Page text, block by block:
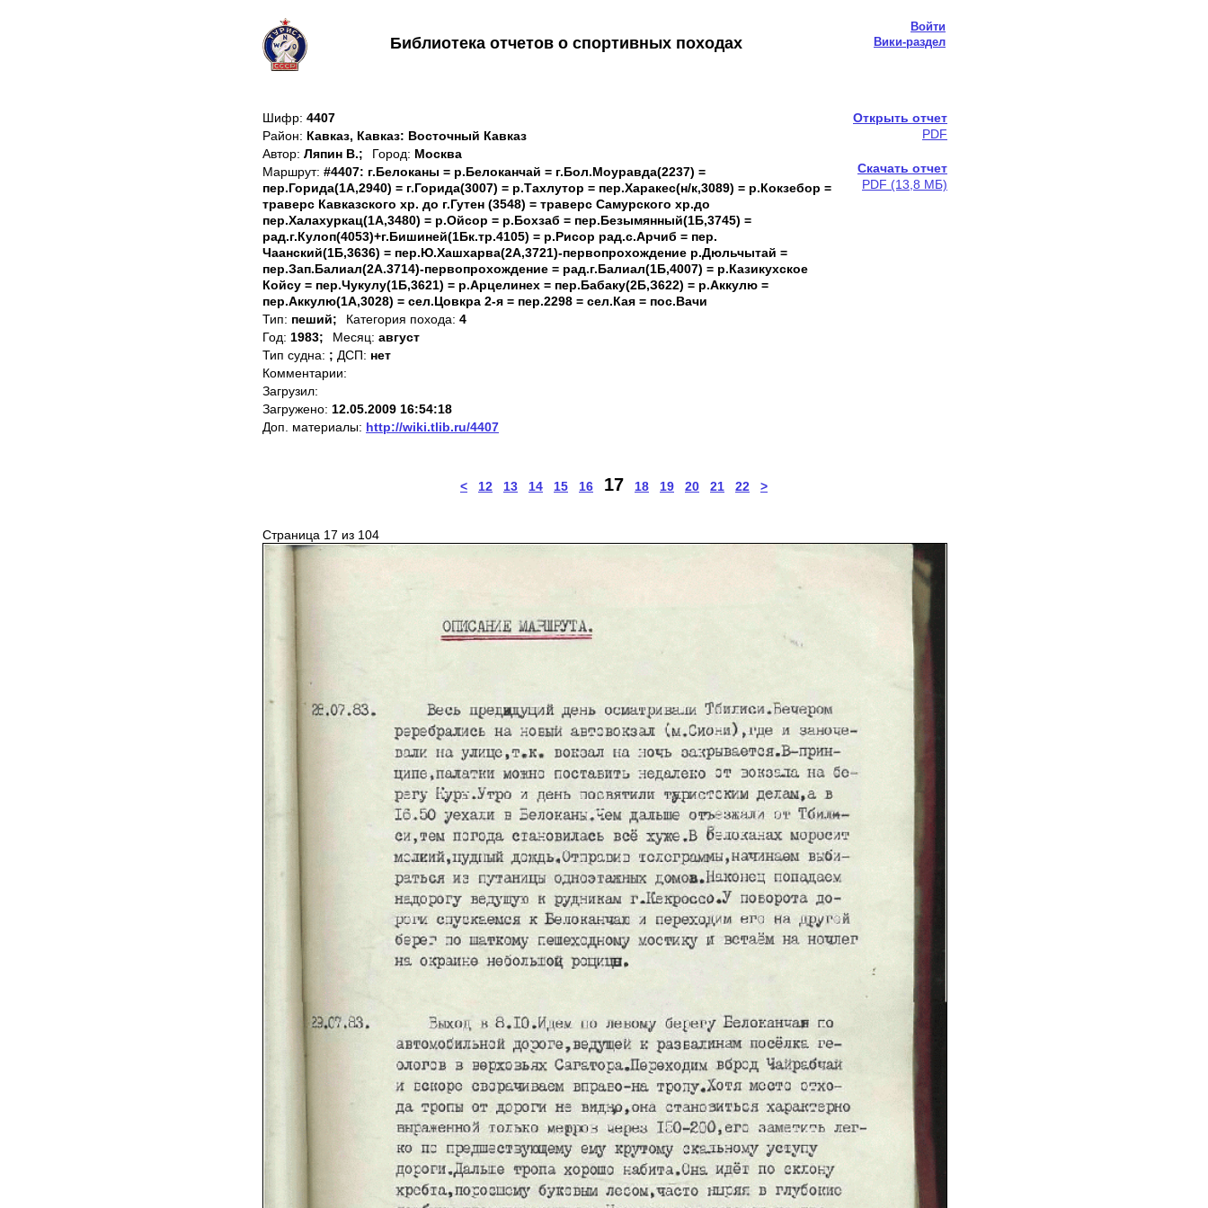
Войти
Библиотека отчетов о спортивных походах Вики-раздел
Шифр: 4407
Район: Кавказ, Кавказ: Восточный Кавказ
Автор: Ляпин В.; Город: Москва
Маршрут: #4407: г.Белоканы = р.Белоканчай = г.Бол.Моуравда(2237) =
пер.Горида(1А,2940) = г.Горида(3007) = р.Тахлутор = пер.Харакес(н/к,3089) = р.Кокзебор =
траверс Кавказского хр. до г.Гутен (3548) = траверс Самурского хр.до
пер.Халахуркац(1А,3480) = р.Ойсор = р.Бохзаб = пер.Безымянный(1Б,3745) =
рад.г.Кулоп(4053)+г.Бишиней(1Бк.тр.4105) = р.Рисор рад.с.Арчиб = пер.
Чаанский(1Б,3636) = пер.Ю.Хашхарва(2А,3721)-первопрохождение р.Дюльчытай =
пер.Зап.Балиал(2А.3714)-первопрохождение = рад.г.Балиал(1Б,4007) = р.Казикухское
Койсу = пер.Чукулу(1Б,3621) = р.Арцелинех = пер.Бабаку(2Б,З622) = р.Аккулю =
пер.Аккулю(1А,3028) = сел.Цовкра 2-я = пер.2298 = сел.Кая = пос.Вачи
Тип: пеший; Категория похода: 4
Год: 1983; Месяц: август
Тип судна: ; ДСП: нет
Комментарии:
Загрузил:
Загружено: 12.05.2009 16:54:18
Доп. материалы: http://wiki.tlib.ru/4407
Открыть отчет
PDF
Скачать отчет
PDF (13,8 МБ)
< 12 13 14 15 16 17 18 19 20 21 22 >
Страница 17 из 104